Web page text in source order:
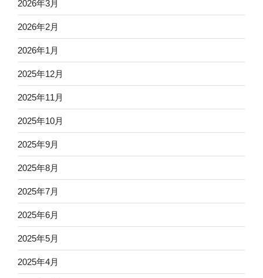
2026年3月
2026年2月
2026年1月
2025年12月
2025年11月
2025年10月
2025年9月
2025年8月
2025年7月
2025年6月
2025年5月
2025年4月